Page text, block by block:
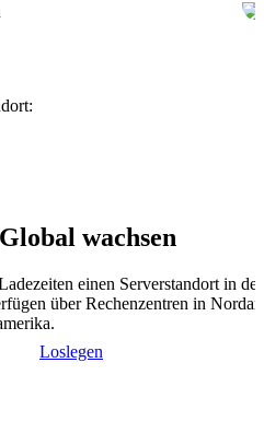
wachsen
einen Serverstandort in
über Rechenzentren in
Loslegen